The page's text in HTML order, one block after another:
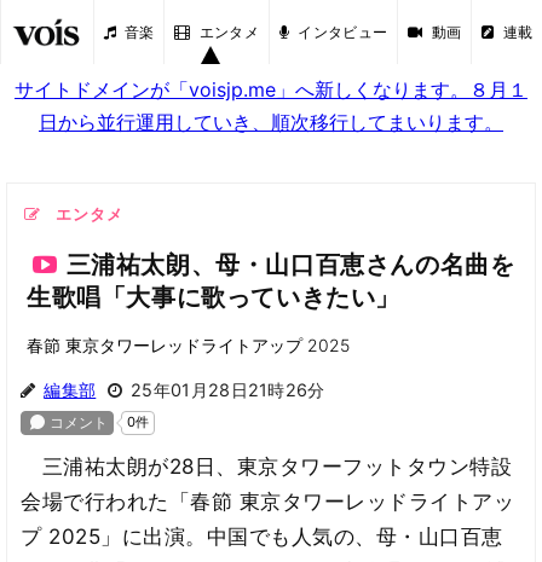
音楽 エンタメ インタビュー 動画 連載
サイトドメインが「voisjp.me」へ新しくなります。８月１
日から並行運用していき、順次移行してまいります。
エンタメ
三浦祐太朗、母・山口百恵さんの名曲を
生歌唱「大事に歌っていきたい」
春節 東京タワーレッドライトアップ 2025
編集部 25年01月28日21時26分
三浦祐太朗が28日、東京タワーフットタウン特設
会場で行われた「春節 東京タワーレッドライトアッ
プ 2025」に出演。中国でも人気の、母・山口百恵